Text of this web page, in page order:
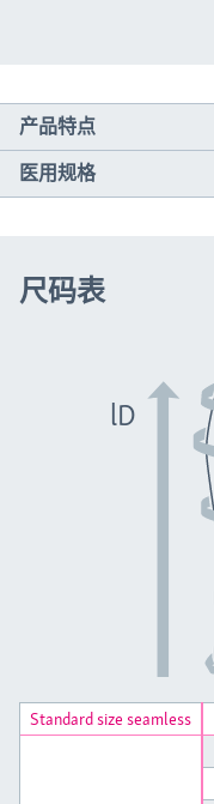
产品特点
医用规格
尺码表
lD
Standard size seamless
Standard size seamless